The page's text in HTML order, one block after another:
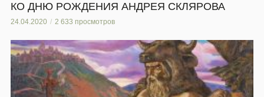
КО ДНЮ РОЖДЕНИЯ АНДРЕЯ СКЛЯРОВА
24.04.2020 2 633 просмотров